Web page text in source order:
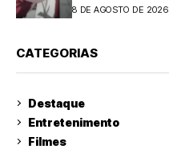
8 DE AGOSTO DE 2026
CATEGORIAS
Destaque
Entretenimento
Filmes